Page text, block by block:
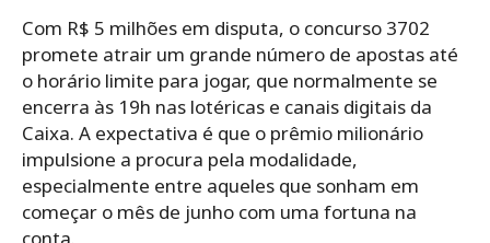
Com R$ 5 milhões em disputa, o concurso 3702
promete atrair um grande número de apostas até
o horário limite para jogar, que normalmente se
encerra às 19h nas lotéricas e canais digitais da
Caixa. A expectativa é que o prêmio milionário
impulsione a procura pela modalidade,
especialmente entre aqueles que sonham em
começar o mês de junho com uma fortuna na